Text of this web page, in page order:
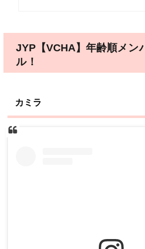
JYP【VCHA】年齢順メン
ル！
カミラ